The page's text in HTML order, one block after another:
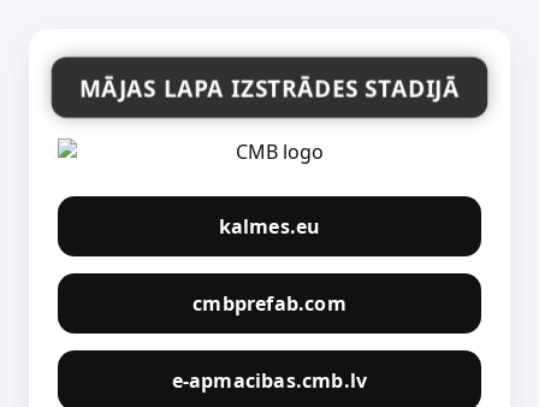
MĀJAS LAPA IZSTRĀDES STADIJĀ
kalmes.eu
cmbprefab.com
e-apmacibas.cmb.lv